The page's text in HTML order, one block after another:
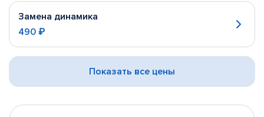
Замена динамика
490 ₽
Показать все цены